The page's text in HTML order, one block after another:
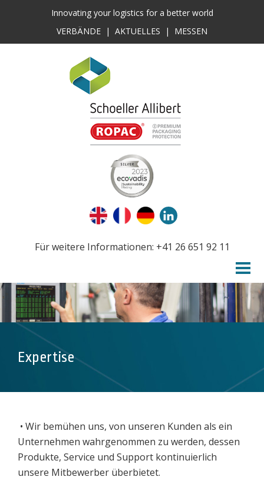
Innovating your logistics for a better world
VERBÄNDE | AKTUELLES | MESSEN
Für weitere Informationen: +41 26 651 92 11
PROFIL
Über ROPAC®
MÄRKTE
Druckfarben
Chemikalien
Expertise
• Wir bemühen uns, von unseren Kunden als ein
Unternehmen wahrgenommen zu werden, dessen
Produkte, Service und Support kontinuierlich
unsere Mitbewerber überbietet.